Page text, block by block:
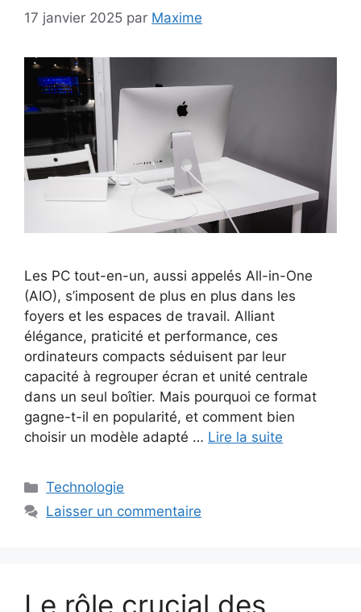
17 janvier 2025 par Maxime
Les PC tout-en-un, aussi appelés All-in-One
(AIO), s’imposent de plus en plus dans les
foyers et les espaces de travail. Alliant
élégance, praticité et performance, ces
ordinateurs compacts séduisent par leur
capacité à regrouper écran et unité centrale
dans un seul boîtier. Mais pourquoi ce format
gagne-t-il en popularité, et comment bien
choisir un modèle adapté … Lire la suite
Catégories
Technologie
Laisser un commentaire
Le rôle crucial des